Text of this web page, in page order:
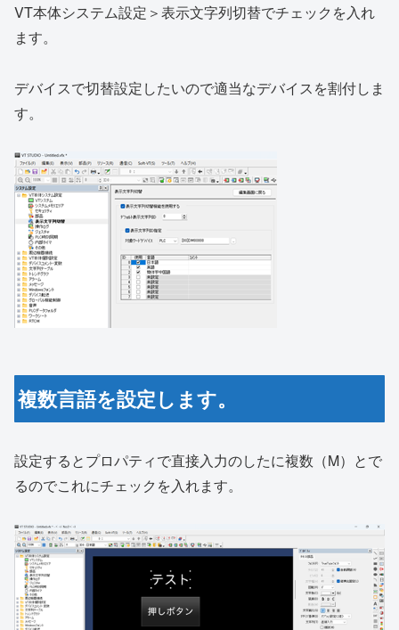
VT本体システム設定＞表示文字列切替でチェックを入れ
ます。
デバイスで切替設定したいので適当なデバイスを割付しま
す。
複数言語を設定します。
設定するとプロパティで直接入力のしたに複数（M）とで
るのでこれにチェックを入れます。